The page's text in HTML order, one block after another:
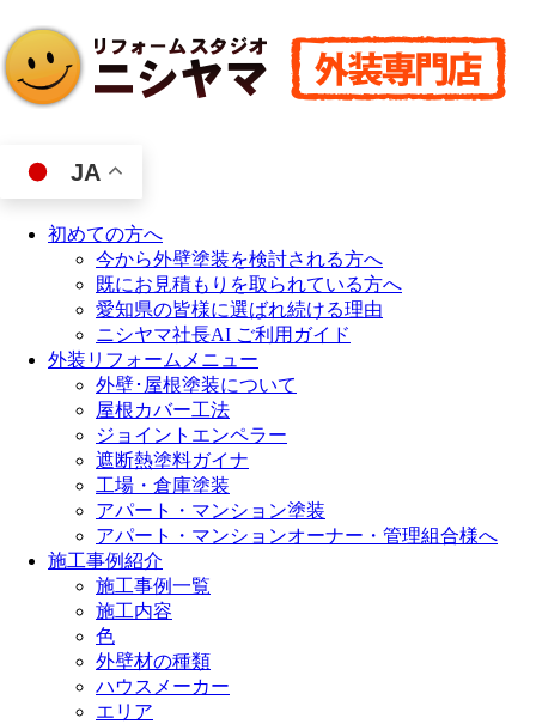
JA
初めての方へ
今から外壁塗装を検討される方へ
既にお見積もりを取られている方へ
愛知県の皆様に選ばれ続ける理由
ニシヤマ社長AI ご利用ガイド
外装リフォームメニュー
外壁･屋根塗装について
屋根カバー工法
ジョイントエンペラー
遮断熱塗料ガイナ
工場・倉庫塗装
アパート・マンション塗装
アパート・マンションオーナー・管理組合様へ
施工事例紹介
施工事例一覧
施工内容
色
外壁材の種類
ハウスメーカー
エリア